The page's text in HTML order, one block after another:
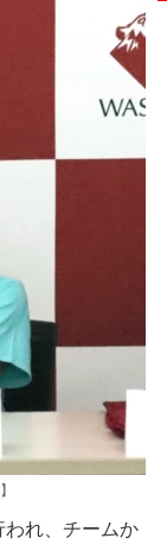
われ、チームか